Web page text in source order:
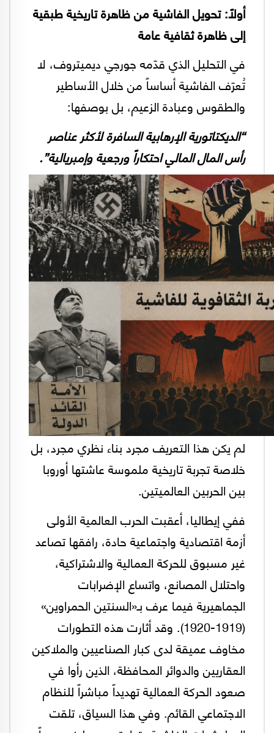
أولاً: تحويل الفاشية من ظاهرة تاريخية طبقية
إلى ظاهرة ثقافية عامة
في التحليل الذي قدّمه جورجي ديميتروف، لا
تُعرّف الفاشية أساساً من خلال الأساطير
والطقوس وعبادة الزعيم، بل بوصفها:
“الديكتاتورية الإرهابية السافرة لأكثر عناصر
رأس المال المالي احتكاراً ورجعية وإمبريالية”.
لم يكن هذا التعريف مجرد بناء نظري مجرد، بل
خلاصة تجربة تاريخية ملموسة عاشتها أوروبا
بين الحربين العالميتين.
ففي إيطاليا، أعقبت الحرب العالمية الأولى
أزمة اقتصادية واجتماعية حادة، رافقها تصاعد
غير مسبوق للحركة العمالية والاشتراكية،
واحتلال المصانع، واتساع الإضرابات
الجماهيرية فيما عرف بـ«السنتين الحمراوين»
(1919-1920). وقد أثارت هذه التطورات
مخاوف عميقة لدى كبار الصناعيين والملاكين
العقاريين والدوائر المحافظة، الذين رأوا في
صعود الحركة العمالية تهديداً مباشراً للنظام
الاجتماعي القائم. وفي هذا السياق، تلقت